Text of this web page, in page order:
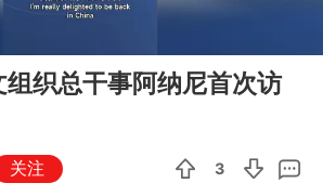
织总干事阿纳尼首次访
关注 3